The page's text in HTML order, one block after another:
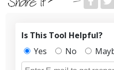
Is This Tool Helpful?
Yes
No